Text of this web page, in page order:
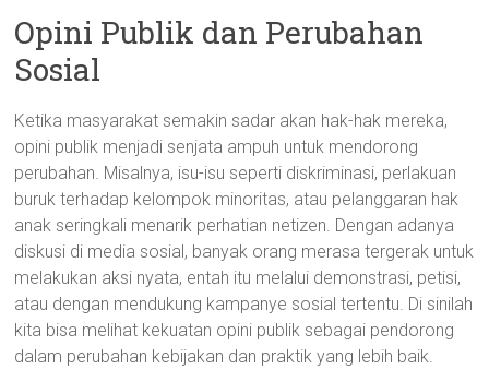
Opini Publik dan Perubahan
Sosial
Ketika masyarakat semakin sadar akan hak-hak mereka,
opini publik menjadi senjata ampuh untuk mendorong
perubahan. Misalnya, isu-isu seperti diskriminasi, perlakuan
buruk terhadap kelompok minoritas, atau pelanggaran hak
anak seringkali menarik perhatian netizen. Dengan adanya
diskusi di media sosial, banyak orang merasa tergerak untuk
melakukan aksi nyata, entah itu melalui demonstrasi, petisi,
atau dengan mendukung kampanye sosial tertentu. Di sinilah
kita bisa melihat kekuatan opini publik sebagai pendorong
dalam perubahan kebijakan dan praktik yang lebih baik.